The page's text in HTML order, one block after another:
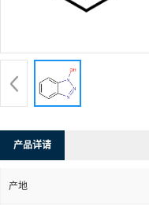
产品详请
产地